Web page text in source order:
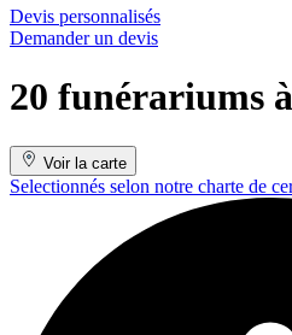
Devis personnalisés
Demander un devis
20 funérariums
Voir la carte
Selectionnés selon notre charte de